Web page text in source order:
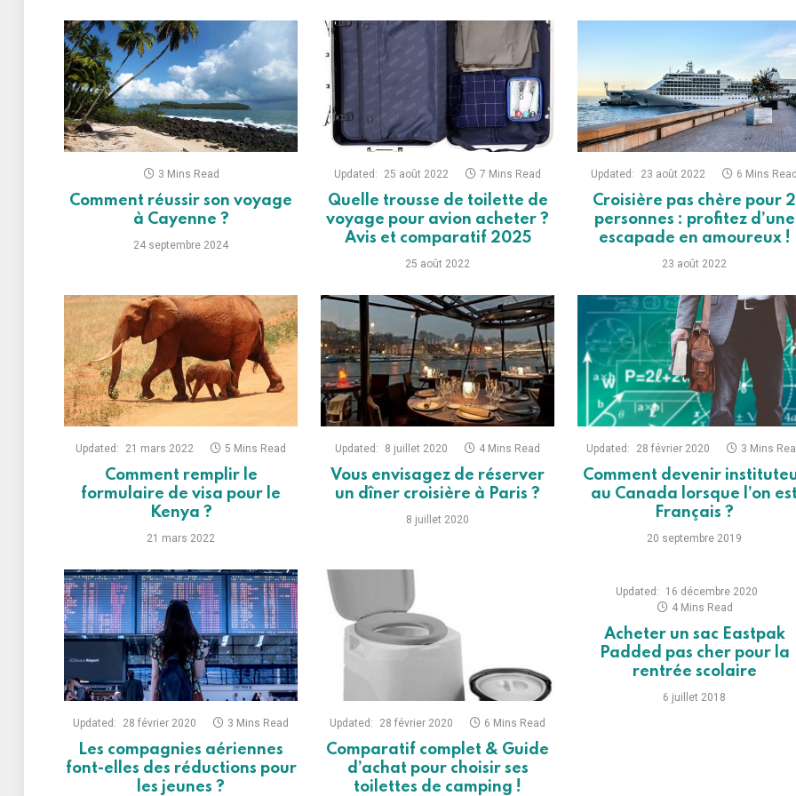
3 Mins Read
Comment réussir son voyage
à Cayenne ?
24 septembre 2024
Updated: 25 août 2022 7 Mins Read
Quelle trousse de toilette de
voyage pour avion acheter ?
Avis et comparatif 2025
25 août 2022
Updated: 23 août 2022 6 Mins
Croisière pas chère pour 2
personnes : profitez d’une
escapade en amoureux !
23 août 2022
Updated: 21 mars 2022 5 Mins Read
Comment remplir le
formulaire de visa pour le
Kenya ?
21 mars 2022
Updated: 8 juillet 2020 4 Mins Read
Vous envisagez de réserver
un dîner croisière à Paris ?
8 juillet 2020
Updated: 28 février 2020 3 Mins
Comment devenir
au Canada lorsque l’on
Français ?
20 septembre 2019
Updated: 28 février 2020 3 Mins Read
Les compagnies aériennes
font-elles des réductions pour
les jeunes ?
Updated: 28 février 2020 6 Mins Read
Comparatif complet & Guide
d’achat pour choisir ses
toilettes de camping !
Updated:
16 décembre 2020
4 Mins Read
Acheter un sac Eastpak
Padded pas cher pour la
rentrée scolaire
6 juillet 2018